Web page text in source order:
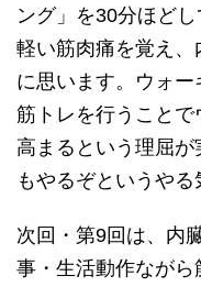
ング」を30分ほど
軽い筋肉痛を覚え、
に思います。ウォ
筋トレを行うこと
高まるという理屈が
もやるぞというやる
次回・第9回は、内
事・生活動作ながら